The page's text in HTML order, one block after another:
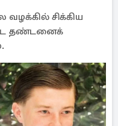
சிக்கிய
தண்டனைக்